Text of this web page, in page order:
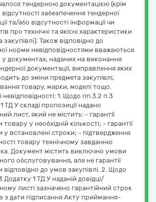
тендерною документацією (крім
відсутності забезпечення тендерної
та/або відсутності інформації чи
про технічні та якісні характеристики
закупівлі). Також відповідно до
норми невідповідностями вважаються
документах, наданих на виконання
документації, виправлення яких
до зміни предмета закупівлі,
товару, марки, моделі тощо.
невідповідності: 1. Щодо пп.3.2 п.3
ТД У складі пропозиції надано
лист, який не містить: - гарантії
товару у необхідній кількості; - гарантії
у встановлені строки; - підтвердження
товару технічному завданню
Документ містить виключно умови
обслуговування, але не гарантії
відповідно до умов закупівлі. 2. Щодо
Додатку 1 ТД У наданій довідці/
листі зазначено гарантійний строк
з дати підписання Акту приймання-